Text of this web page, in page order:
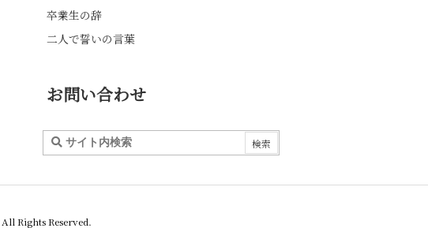
卒業生の辞
二人で誓いの言葉
お問い合わせ
All Rights Reserved.